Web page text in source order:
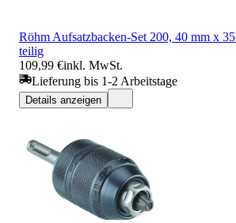
Röhm Aufsatzbacken-Set 200, 40 mm x
teilig
109,99 €inkl. MwSt.
Lieferung bis 1-2 Arbeitstage
Details anzeigen